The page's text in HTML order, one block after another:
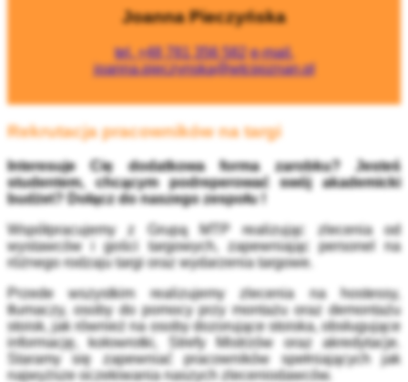
Joanna Pieczyńska
tel.+48 781 356 582 e-mail.
joanna.pieczynska@wtcpoznan.pl
Rekrutacja pracowników na targi
Interesuje Cię dodatkowa forma zarobku?
Jesteś
studentem, chcącym podreperować swój akademicki
budżet?Dołącz do naszego zespołu !
Współpracujemy z Grupą MTP realizując zlecenia od
wystawców i gości targowych, zapewniając personel na
różnego rodzaju targi oraz wydarzenia targowe.
Przede wszystkim realizujemy zlecenia na hostessy,
tłumaczy, osoby do pomocy przy montażu oraz demontażu
stoisk, jak również na osoby dozorujące stoiska, obsługujące
informację, kołowrotki, Strefy Mistrzów oraz akredytacje.
Staramy się zapewniać pracowników spełniających jak
najwyższe oczekiwania naszych zleceniodawców.